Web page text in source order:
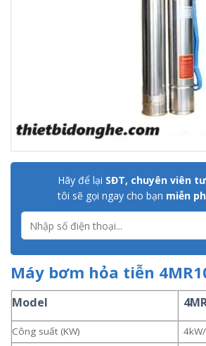
Hãy để lại SĐT, chuyên viên
tôi sẽ gọi ngay cho bạn miễn
Máy bơm hỏa tiễn
Model
Công suất (KW)